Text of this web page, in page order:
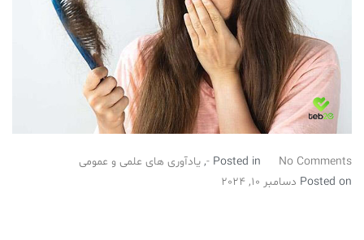
No Comments
Posted in
-
, یادآوری های علمی و عمومی
Posted on دسامبر 10, 2024